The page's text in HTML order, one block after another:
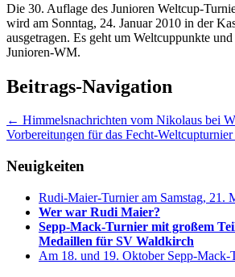
Die 30. Auflage des Junioren Weltcup-
wird am Sonntag, 24. Januar 2010 in der
ausgetragen. Es geht um Weltcuppunkte
Junioren-WM.
Beitrags-Navigation
← Himmelsnachrichten vom Nikolaus bei
Vorbereitungen für das Fecht-
Neuigkeiten
Rudi-Maier-Turnier am Samstag, 21.
Wer war Rudi Maier?
Sepp-Mack-Turnier mit großem
Medaillen für SV Waldkirch
Am 18. und 19. Oktober Sepp-